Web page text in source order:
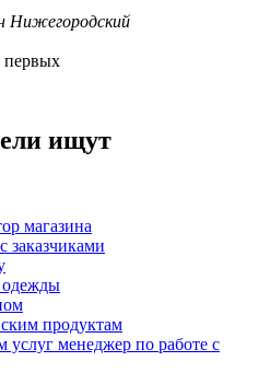
Нижегородский
первых
ищут
магазина
заказчиками
одежды
продуктам
менеджер по работе с